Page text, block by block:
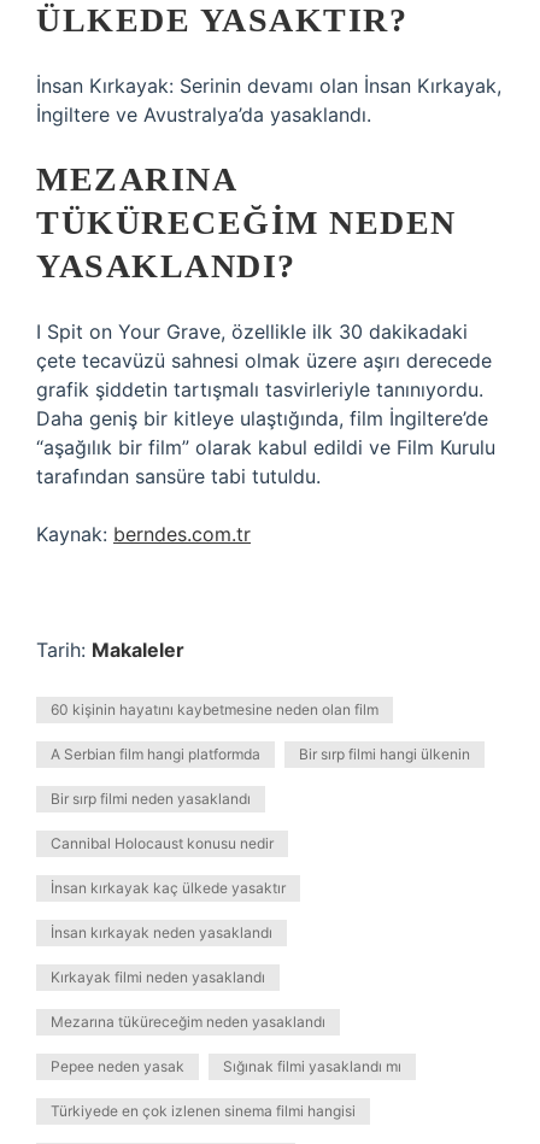
ÜLKEDE YASAKTIR?
İnsan Kırkayak: Serinin devamı olan İnsan Kırkayak,
İngiltere ve Avustralya’da yasaklandı.
MEZARINA
TÜKÜRECEĞIM NEDEN
YASAKLANDI?
I Spit on Your Grave, özellikle ilk 30 dakikadaki
çete tecavüzü sahnesi olmak üzere aşırı derecede
grafik şiddetin tartışmalı tasvirleriyle tanınıyordu.
Daha geniş bir kitleye ulaştığında, film İngiltere’de
“aşağılık bir film” olarak kabul edildi ve Film Kurulu
tarafından sansüre tabi tutuldu.
Kaynak: berndes.com.tr
Tarih: Makaleler
60 kişinin hayatını kaybetmesine neden olan film
A Serbian film hangi platformda Bir sırp filmi hangi ülkenin
Bir sırp filmi neden yasaklandı
Cannibal Holocaust konusu nedir
İnsan kırkayak kaç ülkede yasaktır
İnsan kırkayak neden yasaklandı
Kırkayak filmi neden yasaklandı
Mezarına tüküreceğim neden yasaklandı
Pepee neden yasak Sığınak filmi yasaklandı mı
Türkiyede en çok izlenen sinema filmi hangisi